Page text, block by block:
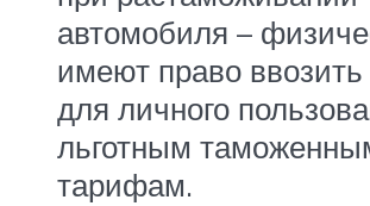
автомобиля –
имеют право
для личного
льготным
тарифам.